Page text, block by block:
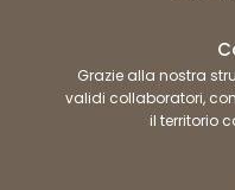
Grazie alla nostra
validi collaboratori,
il territorio